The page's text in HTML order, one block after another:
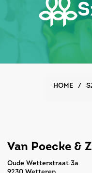
HOME /
Van Poecke &
Oude Wetterstraat 3a